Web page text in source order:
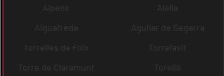
Alpens
Alella
Aiguafreda
Aguilar de Segarra
Torrelles de Foix
Torrelavit
Torre de Claramunt
Torelló